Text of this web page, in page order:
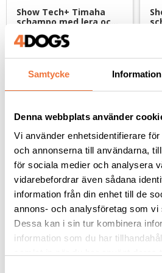
Samtycke Information
Denna webbplats använder
Vi använder enhetsidentifierare
och annonserna till användarna,
för sociala medier och analysera
vidarebefordrar även sådana
information från din enhet till de
annons- och analysföretag som vi
Dessa kan i sin tur kombinera
information som du har
Show Tech+ Timaha
schampo med lera och
fruktextrakt - 4,5 liter
Andra köpte